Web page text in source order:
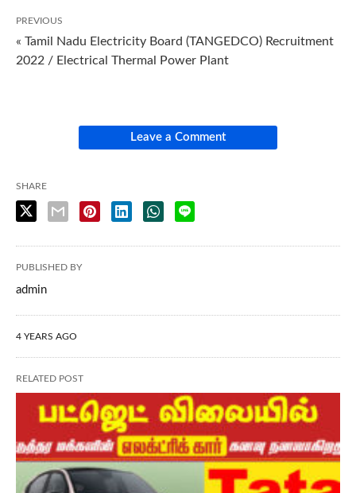
PREVIOUS
« Tamil Nadu Electricity Board (TANGEDCO) Recruitment
2022 / Electrical Thermal Power Plant
Leave a Comment
SHARE
PUBLISHED BY
admin
4 YEARS AGO
RELATED POST